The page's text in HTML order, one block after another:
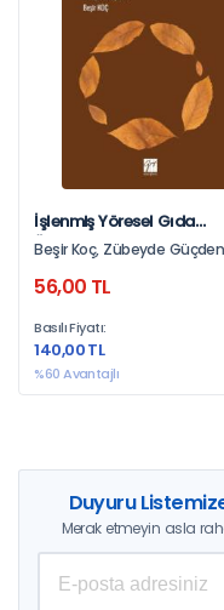
İşlenmiş Yöresel Gıda
Ürünlerinin Yerel
Katkısı
Beşir Koç, Zübeyde Güçden
56,00 TL
Basılı Fiyatı:
140,00 TL
%60 Avantajlı
Duyuru
Merak etmeyin asla